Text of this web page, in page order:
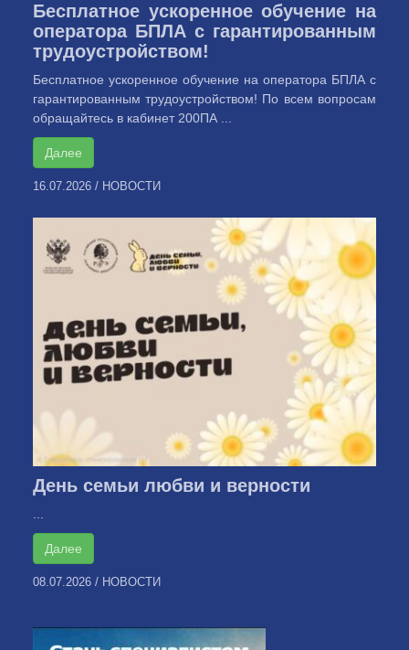
Бесплатное ускоренное обучение на
оператора БПЛА с гарантированным
трудоустройством!
Бесплатное ускоренное обучение на оператора БПЛА с
гарантированным трудоустройством! По всем вопросам
обращайтесь в кабинет 200ПА ...
Далее
16.07.2026 / НОВОСТИ
День семьи любви и верности
Далее
08.07.2026 / НОВОСТИ